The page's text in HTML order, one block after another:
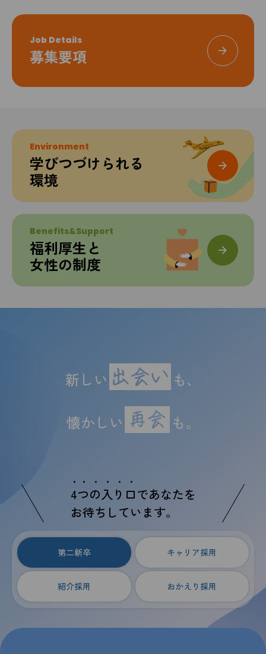
Job Details
募集要項
Environment
学びつづけられる
環境
Benefits&Support
福利厚生と
女性の制度
新しい も、
懐かしい も。
4つの入り 口であなたを
お待ちしています。
第二新卒 キャリア採用
紹介採用 おかえり採用